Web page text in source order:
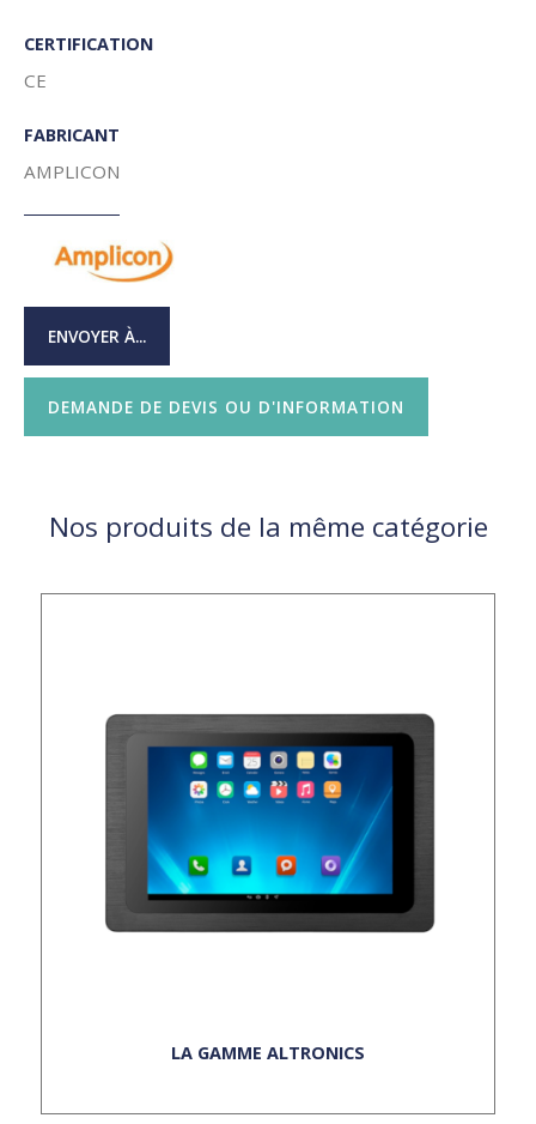
CERTIFICATION
CE
FABRICANT
AMPLICON
ENVOYER À...
DEMANDE DE DEVIS OU D'INFORMATION
Nos produits de la même catégorie
LA GAMME ALTRONICS